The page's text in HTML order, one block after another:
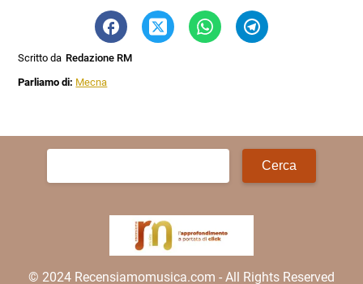
Scritto da Redazione RM
Parliamo di: Mecna
Ricerca
© 2024 Recensiamomusica.com - All Rights Reserved